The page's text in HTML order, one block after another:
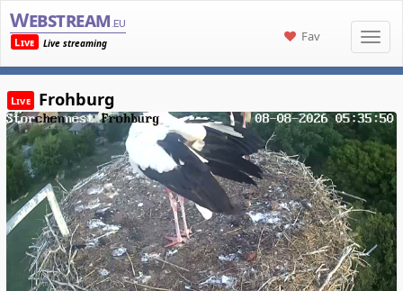
Webstream .eu
Live
Live streaming Fav
Live Frohburg